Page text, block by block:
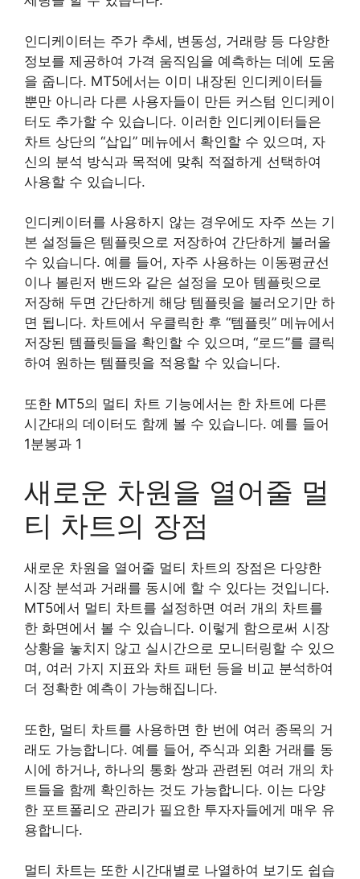
인디케이터는 주가 추세, 변동성, 거래량 등 다양한
정보를 제공하여 가격 움직임을 예측하는 데에 도움
을 줍니다. MT5에서는 이미 내장된 인디케이터들
뿐만 아니라 다른 사용자들이 만든 커스텀 인디케이
터도 추가할 수 있습니다. 이러한 인디케이터들은
차트 상단의 “삽입” 메뉴에서 확인할 수 있으며, 자
신의 분석 방식과 목적에 맞춰 적절하게 선택하여
사용할 수 있습니다.
인디케이터를 사용하지 않는 경우에도 자주 쓰는 기
본 설정들은 템플릿으로 저장하여 간단하게 불러올
수 있습니다. 예를 들어, 자주 사용하는 이동평균선
이나 볼린저 밴드와 같은 설정을 모아 템플릿으로
저장해 두면 간단하게 해당 템플릿을 불러오기만 하
면 됩니다. 차트에서 우클릭한 후 “템플릿” 메뉴에서
저장된 템플릿들을 확인할 수 있으며, “로드”를 클릭
하여 원하는 템플릿을 적용할 수 있습니다.
또한 MT5의 멀티 차트 기능에서는 한 차트에 다른
시간대의 데이터도 함께 볼 수 있습니다. 예를 들어
1분봉과 1
새로운 차원을 열어줄 멀
티 차트의 장점
새로운 차원을 열어줄 멀티 차트의 장점은 다양한
시장 분석과 거래를 동시에 할 수 있다는 것입니다.
MT5에서 멀티 차트를 설정하면 여러 개의 차트를
한 화면에서 볼 수 있습니다. 이렇게 함으로써 시장
상황을 놓치지 않고 실시간으로 모니터링할 수 있으
며, 여러 가지 지표와 차트 패턴 등을 비교 분석하여
더 정확한 예측이 가능해집니다.
또한, 멀티 차트를 사용하면 한 번에 여러 종목의 거
래도 가능합니다. 예를 들어, 주식과 외환 거래를 동
시에 하거나, 하나의 통화 쌍과 관련된 여러 개의 차
트들을 함께 확인하는 것도 가능합니다. 이는 다양
한 포트폴리오 관리가 필요한 투자자들에게 매우 유
용합니다.
멀티 차트는 또한 시간대별로 나열하여 보기도 쉽습